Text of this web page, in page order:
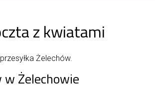
z kwiatami
Żelechów.
Żelechowie